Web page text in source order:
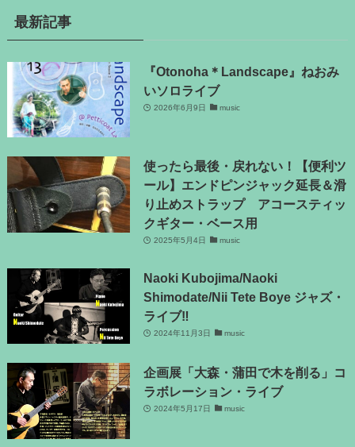
最新記事
『Otonoha＊Landscape』ねおみ
いソロライブ
2026年6月9日 music
使ったら最後・戻れない！【便利ツ
ール】エンドピンジャック延長＆滑
り止めストラップ アコースティッ
クギター・ベース用
2025年5月4日 music
Naoki Kubojima/Naoki
Shimodate/Nii Tete Boye ジャズ・
ライブ‼
2024年11月3日 music
企画展「大森・蒲田で木を削る」コ
ラボレーション・ライブ
2024年5月17日 music